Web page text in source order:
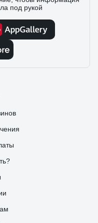
, удобная(не
под рукой